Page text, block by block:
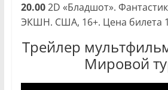
20.002D «Бладшот».
ЭКШН. США, 16+. Цена билета
Трейлер
Мировой